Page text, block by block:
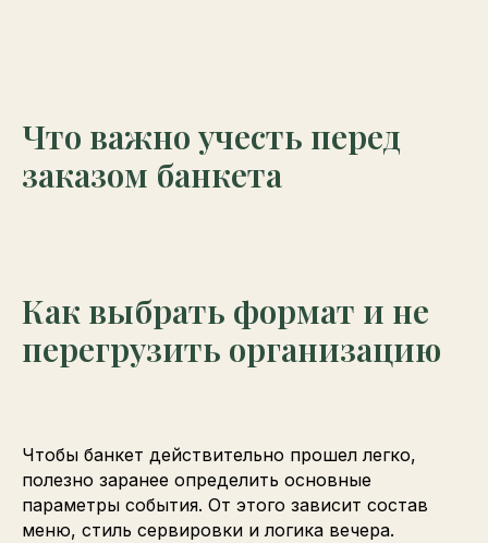
Что важно учесть перед
заказом банкета
Как выбрать формат и не
перегрузить организацию
Чтобы банкет действительно прошел легко,
полезно заранее определить основные
параметры события. От этого зависит состав
меню, стиль сервировки и логика вечера.